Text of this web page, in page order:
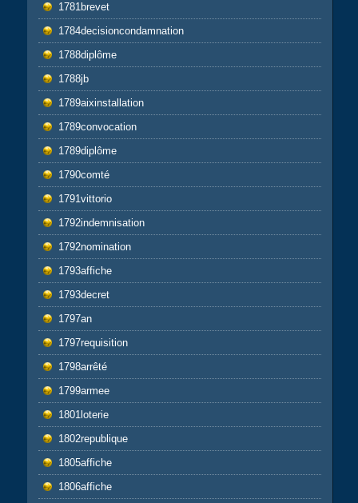
1781brevet
1784decisioncondamnation
1788diplôme
1788jb
1789aixinstallation
1789convocation
1789diplôme
1790comté
1791vittorio
1792indemnisation
1792nomination
1793affiche
1793decret
1797an
1797requisition
1798arrêté
1799armee
1801loterie
1802republique
1805affiche
1806affiche